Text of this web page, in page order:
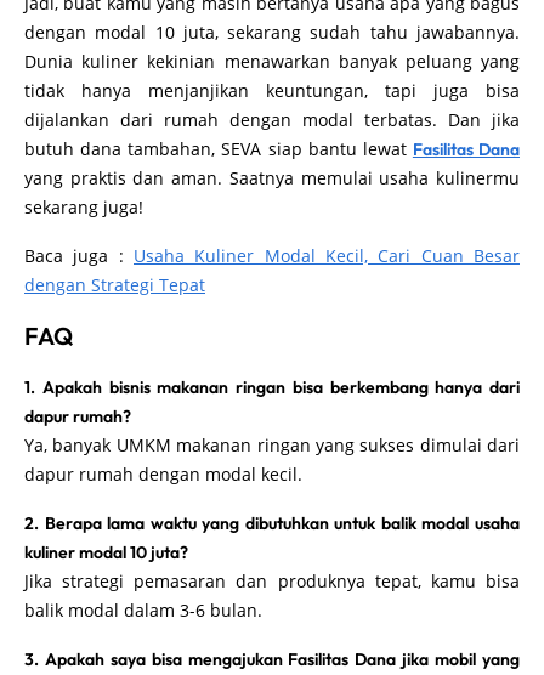
dengan modal 10 juta, sekarang sudah tahu jawabannya.
Dunia kuliner kekinian menawarkan banyak peluang yang
tidak hanya menjanjikan keuntungan, tapi juga bisa
dijalankan dari rumah dengan modal terbatas. Dan jika
butuh dana tambahan, SEVA siap bantu lewat Fasilitas Dana
yang praktis dan aman. Saatnya memulai usaha kulinermu
sekarang juga!
Baca juga : Usaha Kuliner Modal Kecil, Cari Cuan Besar
dengan Strategi Tepat
FAQ
1. Apakah bisnis makanan ringan bisa berkembang hanya dari
dapur rumah?
Ya, banyak UMKM makanan ringan yang sukses dimulai dari
dapur rumah dengan modal kecil.
2. Berapa lama waktu yang dibutuhkan untuk balik modal usaha
kuliner modal 10 juta?
Jika strategi pemasaran dan produknya tepat, kamu bisa
balik modal dalam 3-6 bulan.
3. Apakah saya bisa mengajukan Fasilitas Dana jika mobil yang